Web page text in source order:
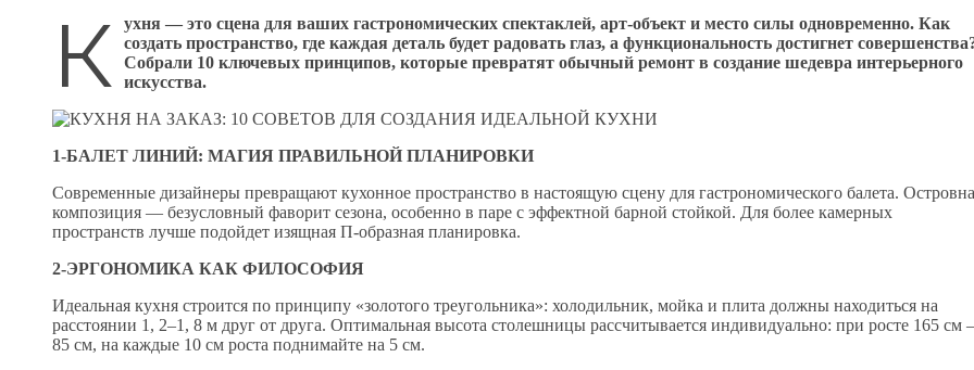
К
ухня — это сцена для ваших гастрономических спектаклей, арт-объект и место силы одновременно. Как
создать пространство, где каждая деталь будет радовать глаз, а функциональность достигнет
Собрали 10 ключевых принципов, которые превратят обычный ремонт в создание шедевра интерьерного
искусства.
1-БАЛЕТ ЛИНИЙ: МАГИЯ ПРАВИЛЬНОЙ ПЛАНИРОВКИ
Современные дизайнеры превращают кухонное пространство в настоящую сцену для гастрономического балета.
композиция — безусловный фаворит сезона, особенно в паре с эффектной барной стойкой. Для более камерных
пространств лучше подойдет изящная П-образная планировка.
2-ЭРГОНОМИКА КАК ФИЛОСОФИЯ
Идеальная кухня строится по принципу «золотого треугольника»: холодильник, мойка и плита должны находиться на
расстоянии 1, 2–1, 8 м друг от друга. Оптимальная высота столешницы рассчитывается индивидуально: при росте 165 см
85 см, на каждые 10 см роста поднимайте на 5 см.